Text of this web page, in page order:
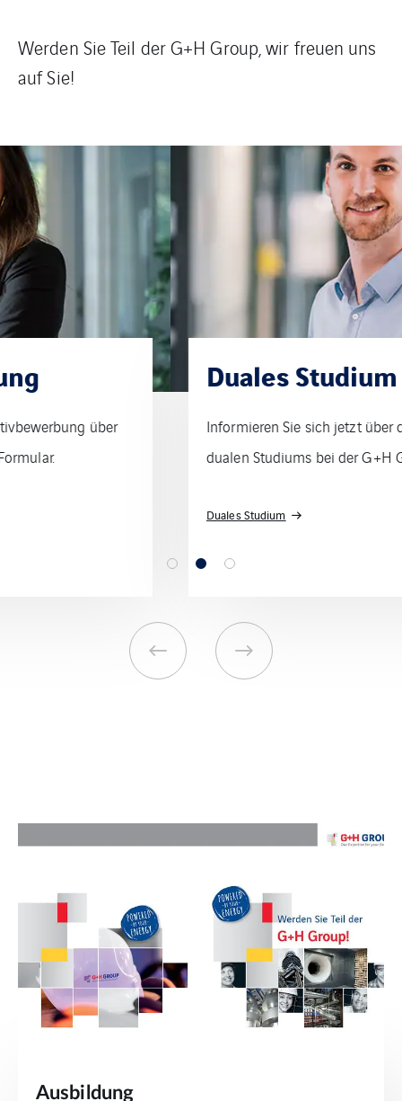
Werden Sie Teil der G+H Group, wir freuen uns
auf Sie!
Duales Studium
Informieren Sie sich jetzt über die Möglichkeiten des
dualen Studiums bei der G+H Group.
Ausbildung